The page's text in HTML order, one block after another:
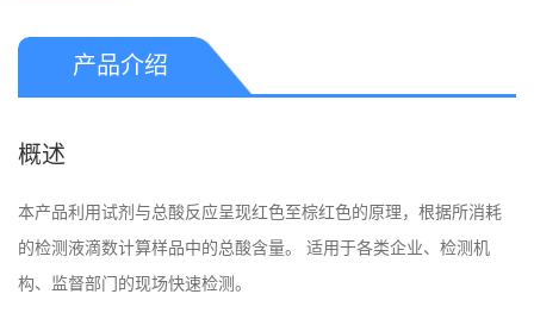
产品介绍
概述
本产品利用试剂与总酸反应呈现红色至棕红色的原理，根据所消耗
的检测液滴数计算样品中的总酸含量。 适用于各类企业、检测机
构、监督部门的现场快速检测。